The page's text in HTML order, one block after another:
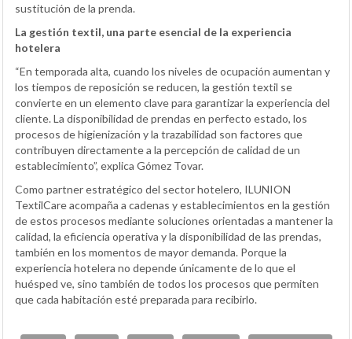
sustitución de la prenda.
La gestión textil, una parte esencial de la experiencia
hotelera
“En temporada alta, cuando los niveles de ocupación aumentan y
los tiempos de reposición se reducen, la gestión textil se
convierte en un elemento clave para garantizar la experiencia del
cliente. La disponibilidad de prendas en perfecto estado, los
procesos de higienización y la trazabilidad son factores que
contribuyen directamente a la percepción de calidad de un
establecimiento”, explica Gómez Tovar.
Como partner estratégico del sector hotelero, ILUNION
TextilCare acompaña a cadenas y establecimientos en la gestión
de estos procesos mediante soluciones orientadas a mantener la
calidad, la eficiencia operativa y la disponibilidad de las prendas,
también en los momentos de mayor demanda. Porque la
experiencia hotelera no depende únicamente de lo que el
huésped ve, sino también de todos los procesos que permiten
que cada habitación esté preparada para recibirlo.